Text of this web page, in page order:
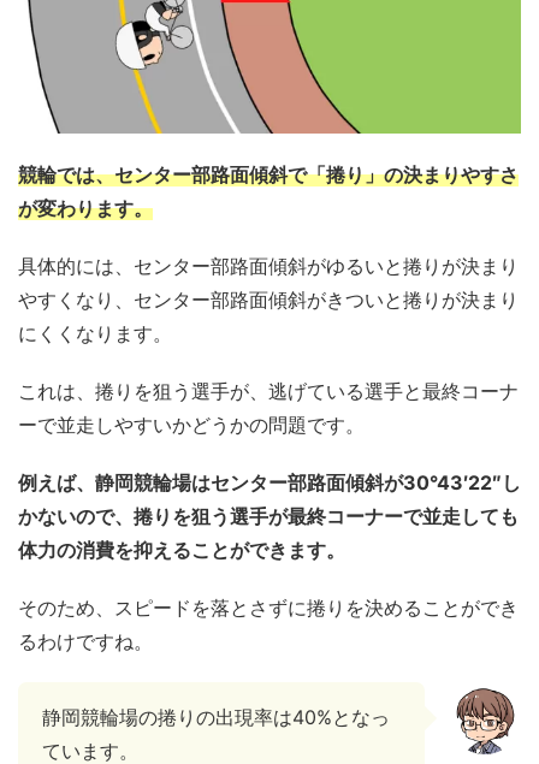
競輪では、センター部路面傾斜で「捲り」の決まりやすさ
が変わります。
具体的には、センター部路面傾斜がゆるいと捲りが決まり
やすくなり、センター部路面傾斜がきついと捲りが決まり
にくくなります。
これは、捲りを狙う選手が、逃げている選手と最終コーナ
ーで並走しやすいかどうかの問題です。
例えば、静岡競輪場はセンター部路面傾斜が30°43′22″し
かないので、捲りを狙う選手が最終コーナーで並走しても
体力の消費を抑えることができます。
そのため、スピードを落とさずに捲りを決めることができ
るわけですね。
静岡競輪場の捲りの出現率は40%となっ
ています。